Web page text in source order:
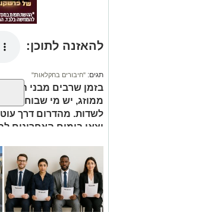
להאזנה לתוכן:
תגים: "חיבורים בחקלאות"
בזמן שרבים מבני
ממוזג, יש מי שבוחרים
לשדות. מהדרום דרך
יצאו בימים האחרונים
בזמן שרבים מבני הנוער
מי שבוחרים לקום מוקדם
עוטף עזה ועד המרכז,
עם ארגון "חיבורים